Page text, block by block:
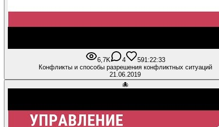
6,7K 4 591:22:33
Конфликты и способы разрешения конфликтных ситуаций
21.06.2019
🐙